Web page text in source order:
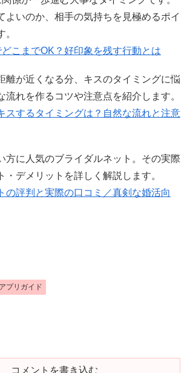
よいのか、相手の気持ちを見極めるポイ
こまでOK？好印象を残す行動とは
離が近くなる分、キスのタイミングに悩
流れを作るコツや注意点を紹介します。
スするタイミングは？自然な流れと注意
方に人気のブライダルネット。その実際
・デメリットを詳しく解説します。
の評判と実際の口コミ／真剣な婚活向
プリガイド
コメントを書き込む